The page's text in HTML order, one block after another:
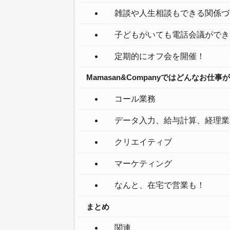
雑談や人生相談もできる関係
子どもがいても電話会議がで
定期的にオフ会を開催！
Mamasan&Companyではどんなお仕事
コール業務
データ入力、給与計算、経理
クリエイティブ
マーケティング
なんと、在宅で営業も！
まとめ
関連